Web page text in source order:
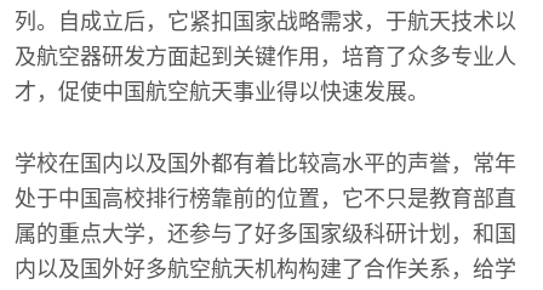
列。自成立后，它紧扣国家战略需求，于航天技术以
及航空器研发方面起到关键作用，培育了众多专业人
才，促使中国航空航天事业得以快速发展。
学校在国内以及国外都有着比较高水平的声誉，常年
处于中国高校排行榜靠前的位置，它不只是教育部直
属的重点大学，还参与了好多国家级科研计划，和国
内以及国外好多航空航天机构构建了合作关系，给学